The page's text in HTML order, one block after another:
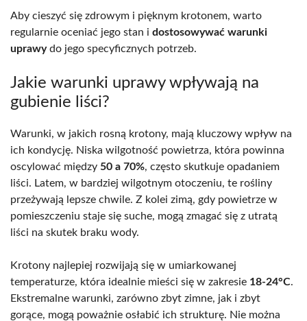
Aby cieszyć się zdrowym i pięknym krotonem, warto
regularnie oceniać jego stan i dostosowywać warunki
uprawydo jego specyficznych potrzeb.
Jakie warunki uprawy wpływają na
gubienie liści?
Warunki, w jakich rosną krotony, mają kluczowy wpływ na
ich kondycję. Niska wilgotność powietrza, która powinna
oscylować między 50 a 70%, często skutkuje opadaniem
liści. Latem, w bardziej wilgotnym otoczeniu, te rośliny
przeżywają lepsze chwile. Z kolei zimą, gdy powietrze w
pomieszczeniu staje się suche, mogą zmagać się z utratą
liści na skutek braku wody.
Krotony najlepiej rozwijają się w umiarkowanej
temperaturze, która idealnie mieści się w zakresie 18-24°C.
Ekstremalne warunki, zarówno zbyt zimne, jak i zbyt
gorące, mogą poważnie osłabić ich strukturę. Nie można